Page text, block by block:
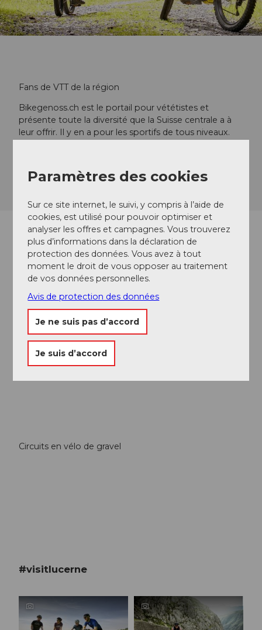
Fans de VTT de la région
Bikegenoss.ch est le portail pour vététistes et
présente toute la diversité que la Suisse centrale a à
leur offrir. Il y en a pour les sportifs de tous niveaux.
Circuits à vélo électrique
Circuits VTT
Circuits en vélo de gravel
#visitlucerne
Paramètres des cookies
Sur ce site internet, le suivi, y compris à l’aide de
cookies, est utilisé pour pouvoir optimiser et
analyser les offres et campagnes. Vous trouverez
plus d’informations dans la déclaration de
protection des données. Vous avez à tout
moment le droit de vous opposer au traitement
de vos données personnelles.
Avis de protection des données
Je ne suis pas d’accord
Je suis d’accord